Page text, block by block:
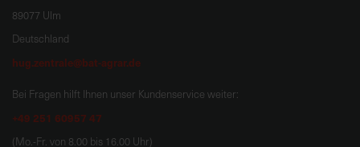
89077 Ulm
Deutschland
hug.zentrale@bat-agrar.de
Bei Fragen hilft Ihnen unser Kundenservice weiter:
+49 251 60957 47
(Mo.-Fr. von 8.00 bis 16.00 Uhr)